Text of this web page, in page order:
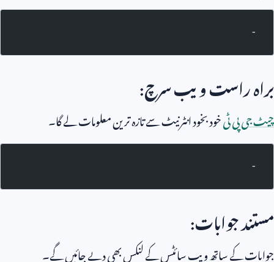
-
براہ راست ویب سرچ:
چیٹ جی پی ٹیخود بخود انٹرنیٹ سے تازہ ترین معلومات لے گا۔
-
مستند جوابات:
جوابات کے ساتھ ویب سائٹس کے لنکس بھی دیے جائیں گے۔